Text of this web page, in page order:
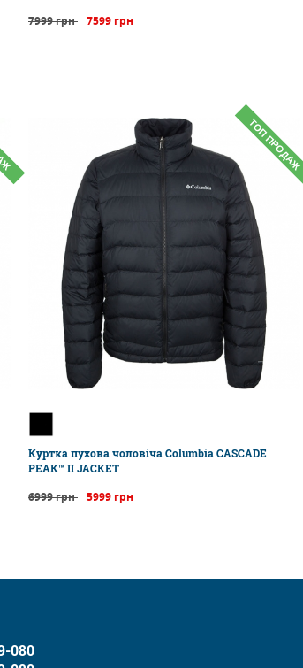
7999 грн 7599 грн
ТОП ПРОДАЖ
Куртка пухова чоловіча Columbia CASCADE
PEAK™ II JACKET
6999 грн 5999 грн
080